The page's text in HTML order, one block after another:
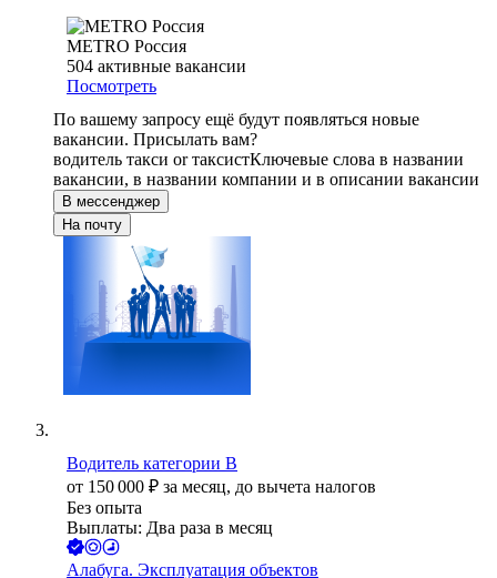
METRO Россия
504 активные вакансии
Посмотреть
По вашему запросу ещё будут появляться новые
вакансии. Присылать вам?
водитель такси or таксистКлючевые слова в названии
вакансии, в названии компании и в описании вакансии
В мессенджер
На почту
Водитель категории B
от 150 000 ₽ за месяц, до вычета налогов
Без опыта
Выплаты: Два раза в месяц
Алабуга. Эксплуатация объектов